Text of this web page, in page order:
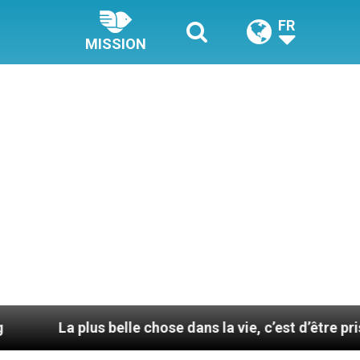
MISSION
FR
belle chose dans la vie, c’est d’être pris par la